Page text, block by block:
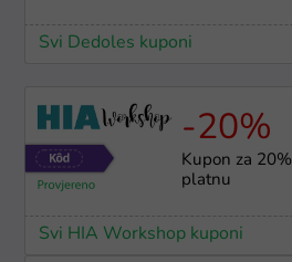
Svi Dedoles kuponi
-20%
Kupon za
platnu
Svi HIA Workshop kuponi